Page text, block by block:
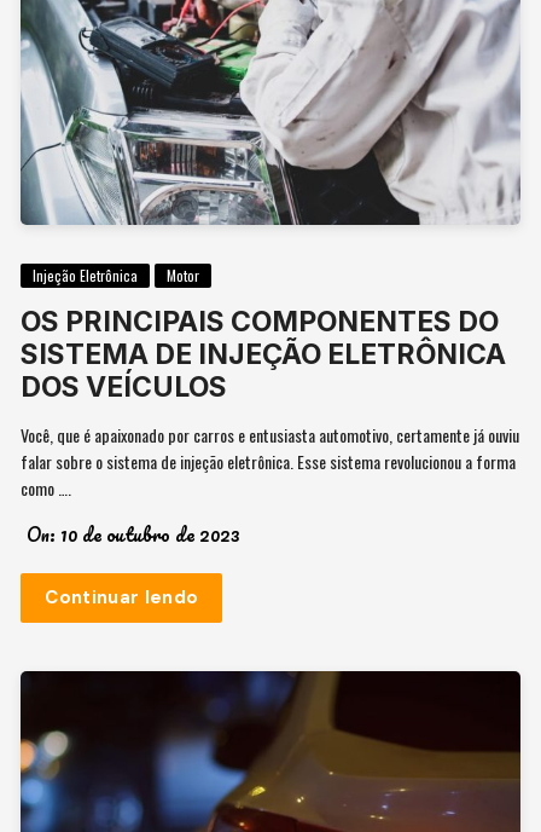
Injeção Eletrônica Motor
OS PRINCIPAIS COMPONENTES DO
SISTEMA DE INJEÇÃO ELETRÔNICA
DOS VEÍCULOS
Você, que é apaixonado por carros e entusiasta automotivo, certamente já ouviu
falar sobre o sistema de injeção eletrônica. Esse sistema revolucionou a forma
como ….
On: 10 de outubro de 2023
Continuar lendo